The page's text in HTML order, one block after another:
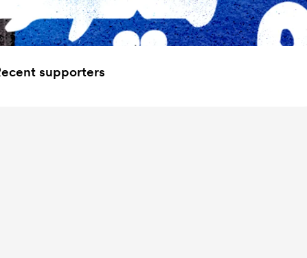
supporters